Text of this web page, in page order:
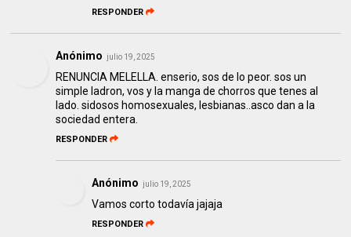
RESPONDER
Anónimo julio 19, 2025
RENUNCIA MELELLA. enserio, sos de lo peor. sos un
simple ladron, vos y la manga de chorros que tenes al
lado. sidosos homosexuales, lesbianas..asco dan a la
sociedad entera.
RESPONDER
Anónimo julio 19, 2025
Vamos corto todavía jajaja
RESPONDER